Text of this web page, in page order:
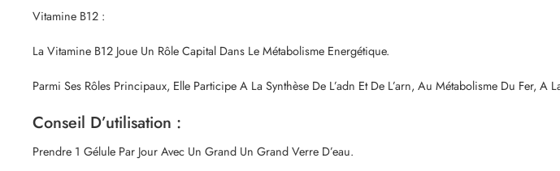
Vitamine B12 :
La Vitamine B12 Joue Un Rôle Capital Dans Le Métabolisme Energétique.
Parmi Ses Rôles Principaux, Elle Participe A La Synthèse De L’adn Et De L’arn, Au Métabolisme Du Fer,
Conseil D’utilisation :
Prendre 1 Gélule Par Jour Avec Un Grand Un Grand Verre D’eau.